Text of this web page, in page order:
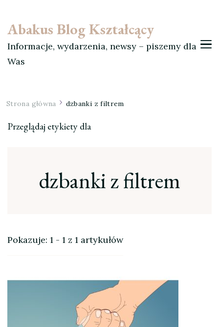
Abakus Blog Kształcący
Informacje, wydarzenia, newsy – piszemy dla
Was
Strona główna dzbanki z filtrem
Przeglądaj etykiety dla
dzbanki z filtrem
Pokazuje: 1 - 1 z 1 artykułów